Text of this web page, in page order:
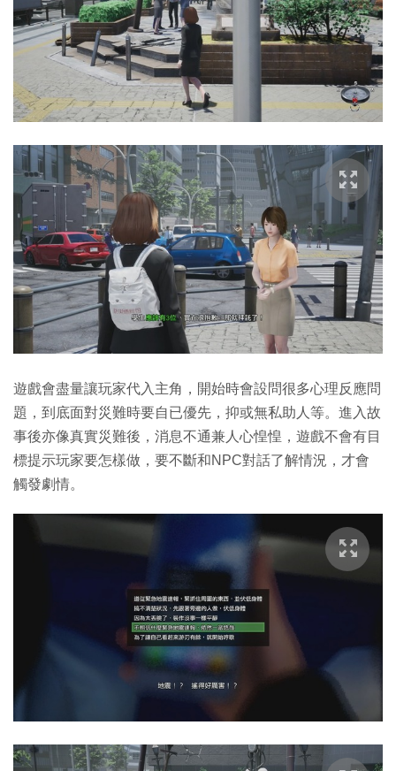
遊戲會盡量讓玩家代入主角，開始時會設問很多心理反應問
題，到底面對災難時要自已優先，抑或無私助人等。進入故
事後亦像真實災難後，消息不通兼人心惶惶，遊戲不會有目
標提示玩家要怎樣做，要不斷和NPC對話了解情況，才會
觸發劇情。